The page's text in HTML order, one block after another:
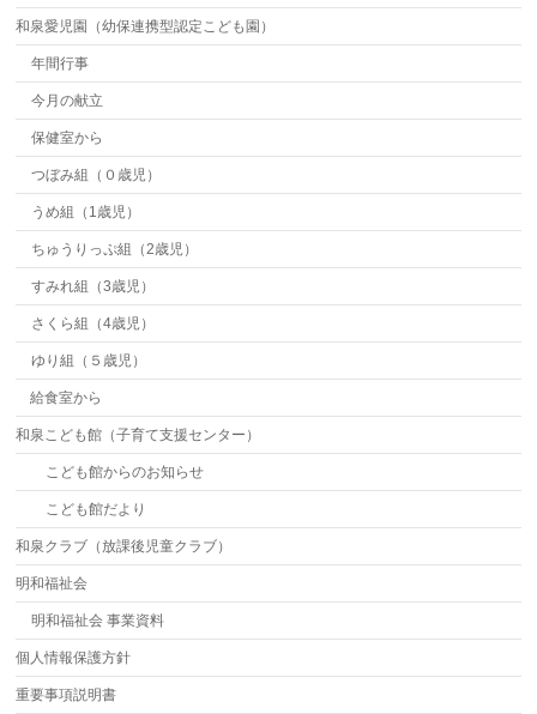
和泉愛児園（幼保連携型認定こども園）
年間行事
今月の献立
保健室から
つぼみ組（０歳児）
うめ組（1歳児）
ちゅうりっぷ組（2歳児）
すみれ組（3歳児）
さくら組（4歳児）
ゆり組（５歳児）
給食室から
和泉こども館（子育て支援センター）
こども館からのお知らせ
こども館だより
和泉クラブ（放課後児童クラブ）
明和福祉会
明和福祉会 事業資料
個人情報保護方針
重要事項説明書